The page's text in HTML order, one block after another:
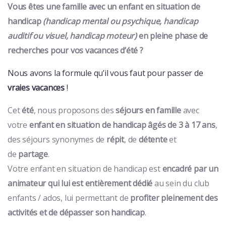
Vous êtes unefamilleavec unenfant en situation de
handicap (handicap mentaloupsychique, handicap
auditifouvisuel, handicap moteur)en pleine phase de
recherches pour vosvacances d’été?
Nous avons la formule qu’il vous faut pour passer de
vraies vacances!
Cetété, nous proposons desséjours en familleavec
votre enfant en situation de handicap âgés de 3 à 17 ans,
des séjours synonymes de répit, dedétenteet
de partage.
Votre enfant en situation de handicap estencadré par un
animateur qui lui est entièrement dédiéau sein du club
enfants / ados, lui permettant de profiter pleinement des
activités et de dépasser son handicap.